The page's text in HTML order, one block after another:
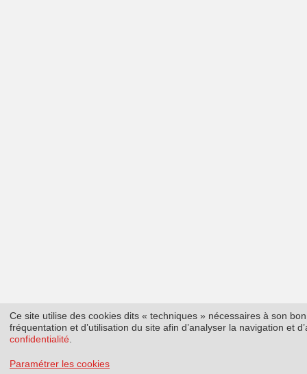
Ce site utilise des cookies dits « techniques » nécessaires à son
fréquentation et d’utilisation du site afin d’analyser la navigation et
confidentialité
Paramétrer les cookies